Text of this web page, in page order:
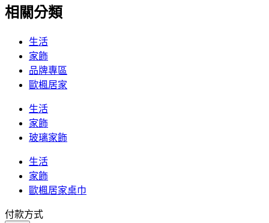
相關分類
生活
家飾
品牌專區
歐楓居家
生活
家飾
玻璃家飾
生活
家飾
歐楓居家桌巾
付款方式